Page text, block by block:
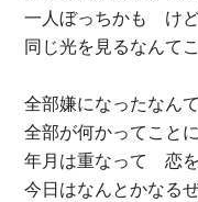
一人ぼっちかも け
同じ光を見るなんて
全部嫌になったなん
全部が何かってこと
年月は重なって 恋
今日はなんとかなる